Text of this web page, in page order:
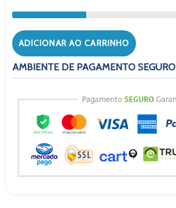
ADICIONAR AO CARRINHO
AMBIENTE DE PAGAMENTO SEGURO